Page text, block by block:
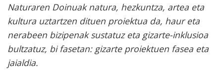
Naturaren Doinuak natura, hezkuntza, artea eta
kultura uztartzen dituen proiektua da, haur eta
nerabeen bizipenak sustatuz eta gizarte-inklusioa
bultzatuz, bi fasetan: gizarte proiektuen fasea eta
jaialdia.